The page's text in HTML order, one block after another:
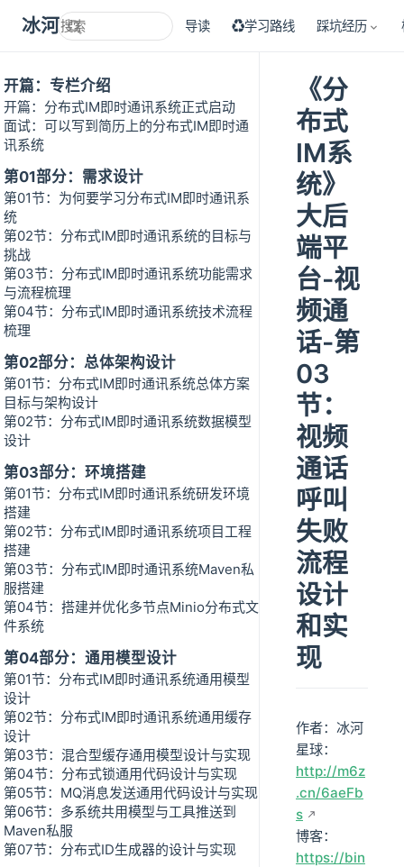
冰河技术 导读 ♻学习路线 踩坑经历
开篇：专栏介绍
开篇：分布式IM即时通讯系统正式启动
面试：可以写到简历上的分布式IM即时通
讯系统
第01部分：需求设计
第01节：为何要学习分布式IM即时通讯系
统
第02节：分布式IM即时通讯系统的目标与
挑战
第03节：分布式IM即时通讯系统功能需求
与流程梳理
第04节：分布式IM即时通讯系统技术流程
梳理
第02部分：总体架构设计
第01节：分布式IM即时通讯系统总体方案
目标与架构设计
第02节：分布式IM即时通讯系统数据模型
设计
第03部分：环境搭建
第01节：分布式IM即时通讯系统研发环境
搭建
第02节：分布式IM即时通讯系统项目工程
搭建
第03节：分布式IM即时通讯系统Maven私
服搭建
第04节：搭建并优化多节点Minio分布式文
件系统
第04部分：通用模型设计
第01节：分布式IM即时通讯系统通用模型
设计
第02节：分布式IM即时通讯系统通用缓存
设计
第03节：混合型缓存通用模型设计与实现
第04节：分布式锁通用代码设计与实现
第05节：MQ消息发送通用代码设计与实现
第06节：多系统共用模型与工具推送到
Maven私服
第07节：分布式ID生成器的设计与实现
《分
布式
IM系
统》
大后
端平
台-视
频通
话-第
03
节：
视频
通话
呼叫
失败
流程
设计
和实
现
作者：冰河
星球：
http://m6z
.cn/6aeFb
s
博客：
https://bin